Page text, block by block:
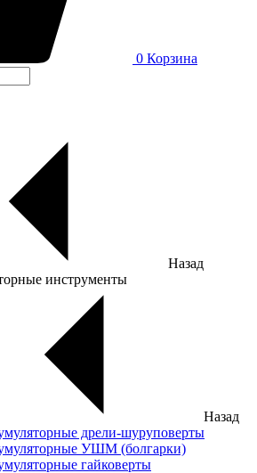
0 Корзина
Назад
инструменты
Назад
дрели-шуруповерты
УШМ (болгарки)
гайковерты